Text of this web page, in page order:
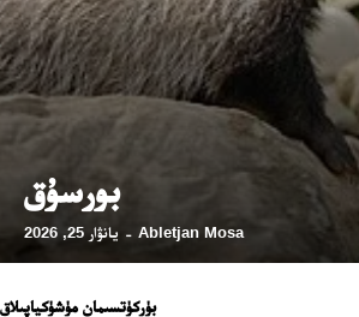
بورسۇق
Abletjan Mosa
- يانۋار 25, 2026
بۈركۈتسىمان مۈشۈكياپىلاق